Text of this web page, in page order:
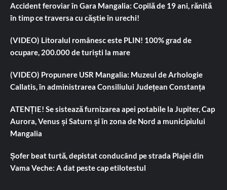
Accident feroviar în Gara Mangalia: Copilă de 19 ani, rănită
în timp ce traversa cu căștie în urechi!
(VIDEO) Litoralul românesc este PLIN! 100% grad de
ocupare, 200.000 de turiști la mare
(VIDEO) Propunere USR Mangalia: Muzeul de Arhologie
Callatis, în administrarea Consiliului Județean Constanța
ATENȚIE! Se sistează furnizarea apei potabile la Jupiter, Cap
Aurora, Venus și Saturn și în zona de Nord a municipiului
Mangalia
Șofer beat turtă, depistat conducând pe strada Plajei din
Vama Veche: A dat peste cap etilotestul